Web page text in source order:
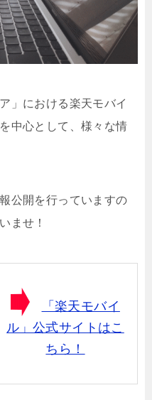
」における楽天モバイ
中心として、様々な情
公開を行っていますの
ませ！
「楽天モバイ
ル」公式サイトはこ
ちら！